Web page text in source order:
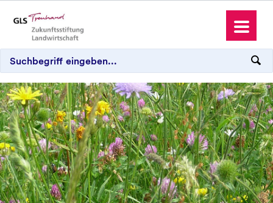
Antrag stellen
Spenden und Schenken